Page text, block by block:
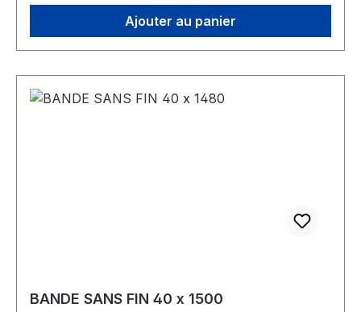
Ajouter au panier
BANDE SANS FIN 40 x 1500